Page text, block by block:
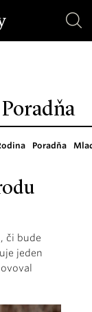
Poradňa
Poradňa
či bude
jeden